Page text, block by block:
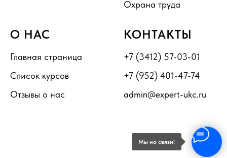
Мы на связи!
Охрана труда
О НАС
Главная страница
Список курсов
Отзывы о нас
КОНТАКТЫ
+7 (3412) 57-03-01
+7 (952) 401-47-74
admin@expert-ukc.ru